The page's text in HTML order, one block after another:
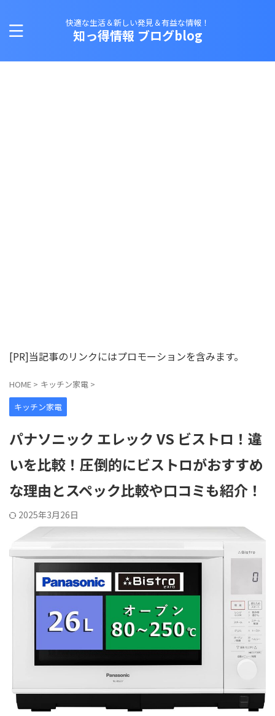
快適な生活＆新しい発見＆有益な情報！
知っ得情報 ブログblog
[PR]当記事のリンクにはプロモーションを含みます。
HOME > キッチン家電 >
キッチン家電
パナソニック エレック VS ビストロ！違
いを比較！圧倒的にビストロがおすすめ
な理由とスペック比較や口コミも紹介！
2025年3月26日